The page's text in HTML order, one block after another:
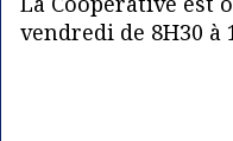
vendredi de 8H30 à